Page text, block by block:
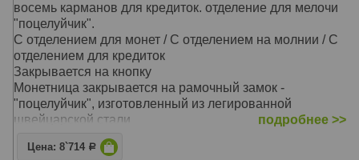
восемь карманов для кредиток. отделение для мелочи
"поцелуйчик".
С отделением для монет / С отделением на молнии / С
отделением для кредиток
Закрывается на кнопку
Монетница закрывается на рамочный замок -
"поцелуйчик", изготовленный из легированной
швейцарской стали
На внутренней задней стенке расположены три
прорезных кармана для кредитных карточек
подробнее >>
Цена: 8`714 Р